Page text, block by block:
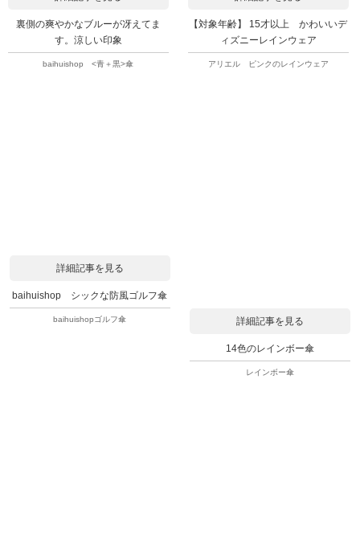
裏側の爽やかなブルーが冴えてま
す。涼しい印象
baihuishop <青＋黒>傘
【対象年齢】 15才以上 かわいいデ
ィズニーレインウェア
アリエル ピンクのレインウェア
詳細記事を見る
baihuishop シックな防風ゴルフ傘
baihuishopゴルフ傘 詳細記事を見る
14色のレインボー傘
レインボー傘